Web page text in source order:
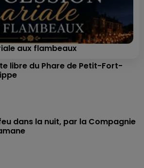
aux flambeaux
libre du Phare de Petit-Fort-
dans la nuit, par la Compagnie